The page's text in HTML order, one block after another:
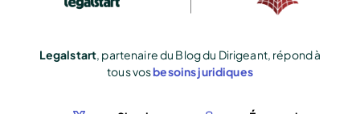
Legalstart, partenaire du Blog du Dirigeant, répond à
tous vosbesoins juridiques